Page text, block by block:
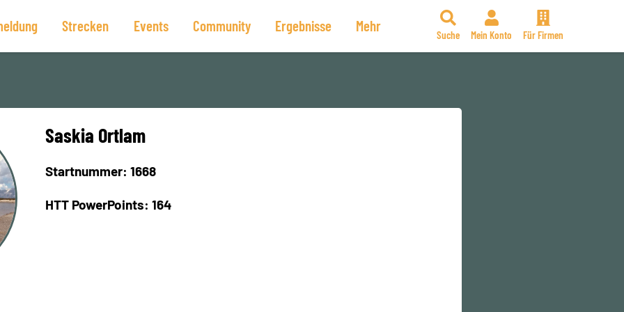
Strecken Events Community Ergebnisse Mehr
Suche Mein Konto Für Firmen
Saskia Ortlam
Startnummer: 1668
HTT PowerPoints: 164